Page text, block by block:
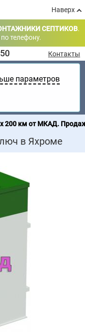
Наверх
СЕПТИКОВ.
телефону.
Контакты
параметров
Продажа
в Яхроме